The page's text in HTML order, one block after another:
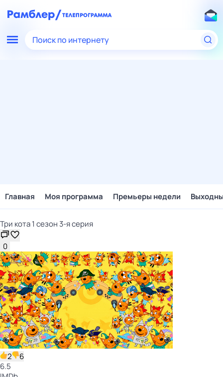
Поиск по интернету
Главная Моя программа Премьеры недели
Три кота 1 сезон 3-я серия
0
2
6
6.5